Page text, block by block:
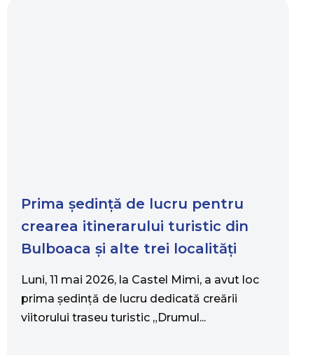
Prima ședință de lucru pentru
crearea itinerarului turistic din
Bulboaca și alte trei localități
Luni, 11 mai 2026, la Castel Mimi, a avut loc
prima ședință de lucru dedicată creării
viitorului traseu turistic „Drumul...